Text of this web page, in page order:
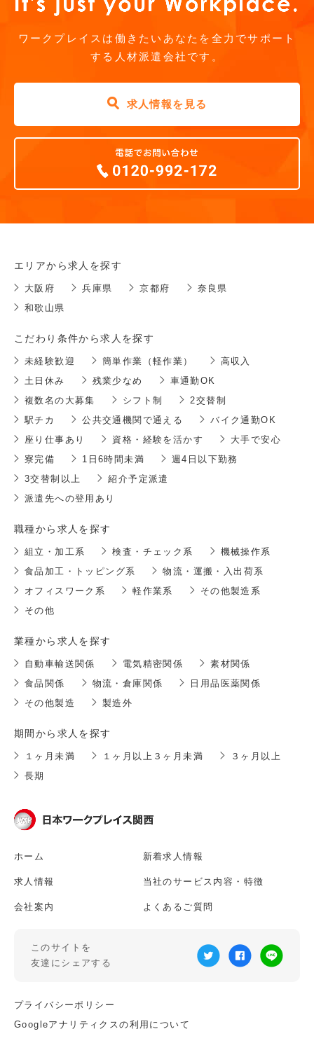
ワークプレイスは働きたいあなたを全力でサポート
する人材派遣会社です。
求人情報を見る
ホーム 新着求人情報
求人情報 当社のサービス内容・特徴
会社案内 よくあるご質問
このサイトを
友達にシェアする
プライバシーポリシー
Googleアナリティクスの利用について
エリアから求人を探す
大阪府 兵庫県 京都府
奈良県
和歌山県
こだわり条件から求人を探す
未経験歓迎 簡単作業（軽作業）
高収入
土日休み
残業少なめ
車通勤OK
複数名の大募集
シフト制
2交替制
駅チカ
公共交通機関で通える
バイク通勤OK
座り仕事あり
資格・経験を活かす
大手で安心
寮完備
1日6時間未満
週4日以下勤務
3交替制以上
紹介予定派遣
派遣先への登用あり
職種から求人を探す
組立・加工系 検査・チェック系
機械操作系
食品加工・トッピング系
物流・運搬・入出荷系
オフィスワーク系
軽作業系
その他製造系
その他
業種から求人を探す
自動車輸送関係 電気精密関係
素材関係
食品関係
物流・倉庫関係
日用品医薬関係
その他製造
製造外
期間から求人を探す
１ヶ月未満 １ヶ月以上３ヶ月未満
３ヶ月以上
長期